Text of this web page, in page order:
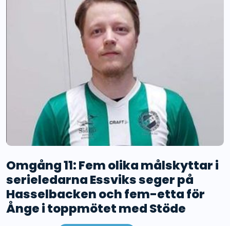
Omgång 11: Fem olika målskyttar i
serieledarna Essviks seger på
Hasselbacken och fem-etta för
Ånge i toppmötet med Stöde